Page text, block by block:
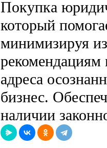
Покупка
который
минимизируя
рекомендациям
адреса
бизнес.
наличии